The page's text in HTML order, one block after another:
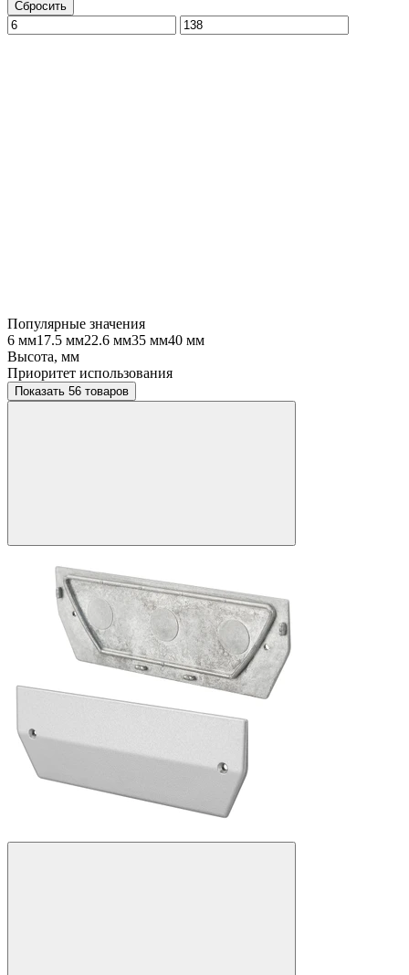
Сбросить
Популярные значения
6 мм17.5 мм22.6 мм35 мм40 мм
Высота, мм
Приоритет использования
Показать 56 товаров